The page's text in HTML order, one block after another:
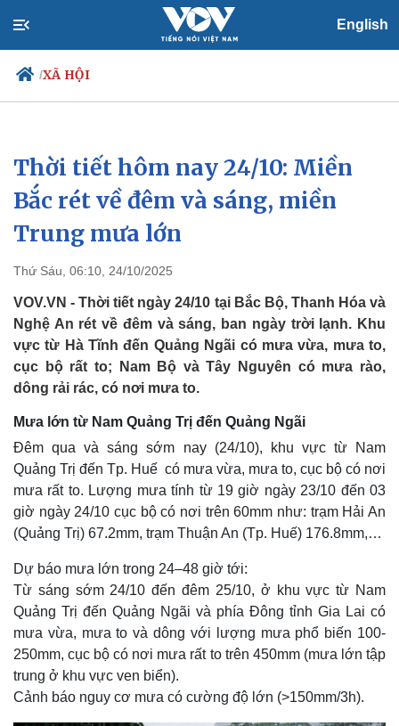
English
/XÃ HỘI
Chính trị
Đảng
Tổ chức nhân sự
Quốc hội
Nhận diện sự thật
Xã hội
Tin 24h
Dự báo thời tiết
Thời tiết hôm nay 24/10: Miền
Bắc rét về đêm và sáng, miền
Trung mưa lớn
Thứ Sáu, 06:10, 24/10/2025
VOV.VN - Thời tiết ngày 24/10 tại Bắc Bộ, Thanh Hóa và
Nghệ An rét về đêm và sáng, ban ngày trời lạnh. Khu
vực từ Hà Tĩnh đến Quảng Ngãi có mưa vừa, mưa to,
cục bộ rất to; Nam Bộ và Tây Nguyên có mưa rào,
dông rải rác, có nơi mưa to.
Mưa lớn từ Nam Quảng Trị đến Quảng Ngãi
Đêm qua và sáng sớm nay (24/10), khu vực từ Nam
Quảng Trị đến Tp. Huế có mưa vừa, mưa to, cục bộ có nơi
mưa rất to. Lượng mưa tính từ 19 giờ ngày 23/10 đến 03
giờ ngày 24/10 cục bộ có nơi trên 60mm như: trạm Hải An
(Quảng Trị) 67.2mm, trạm Thuận An (Tp. Huế) 176.8mm,…
Dự báo mưa lớn trong 24–48 giờ tới:
Từ sáng sớm 24/10 đến đêm 25/10, ở khu vực từ Nam
Quảng Trị đến Quảng Ngãi và phía Đông tỉnh Gia Lai có
mưa vừa, mưa to và dông với lượng mưa phổ biến 100-
250mm, cục bộ có nơi mưa rất to trên 450mm (mưa lớn tập
trung ở khu vực ven biển).
Cảnh báo nguy cơ mưa có cường độ lớn (>150mm/3h).